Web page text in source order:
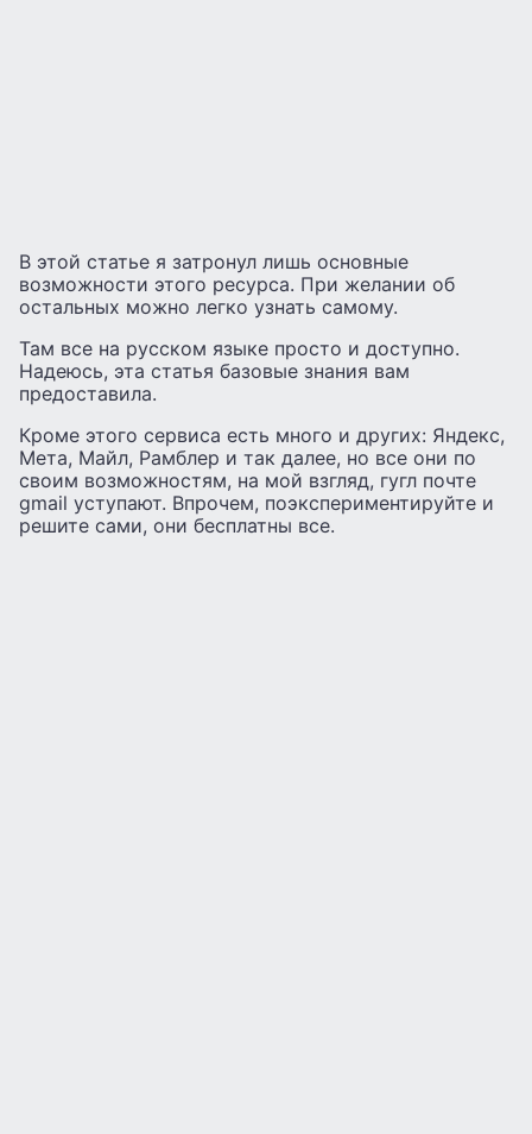
В этой статье я затронул лишь основные
возможности этого ресурса. При желании об
остальных можно легко узнать самому.
Там все на русском языке просто и доступно.
Надеюсь, эта статья базовые знания вам
предоставила.
Кроме этого сервиса есть много и других: Яндекс,
Мета, Майл, Рамблер и так далее, но все они по
своим возможностям, на мой взгляд, гугл почте
gmail уступают. Впрочем, поэкспериментируйте и
решите сами, они бесплатны все.